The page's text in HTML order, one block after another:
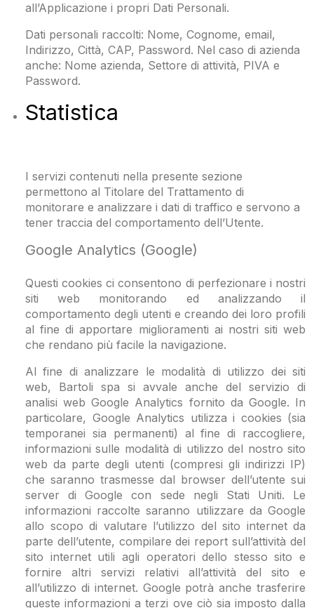
all’Applicazione i propri Dati Personali.
Dati personali raccolti: Nome, Cognome, email,
Indirizzo, Città, CAP, Password. Nel caso di azienda
anche: Nome azienda, Settore di attività, PIVA e
Password.
Statistica
I servizi contenuti nella presente sezione
permettono al Titolare del Trattamento di
monitorare e analizzare i dati di traffico e servono a
tener traccia del comportamento dell’Utente.
Google Analytics (Google)
Questi cookies ci consentono di perfezionare i nostri
siti web monitorando ed analizzando il
comportamento degli utenti e creando dei loro profili
al fine di apportare miglioramenti ai nostri siti web
che rendano più facile la navigazione.
Al fine di analizzare le modalità di utilizzo dei siti
web, Bartoli spa si avvale anche del servizio di
analisi web Google Analytics fornito da Google. In
particolare, Google Analytics utilizza i cookies (sia
temporanei sia permanenti) al fine di raccogliere,
informazioni sulle modalità di utilizzo del nostro sito
web da parte degli utenti (compresi gli indirizzi IP)
che saranno trasmesse dal browser dell’utente sui
server di Google con sede negli Stati Uniti. Le
informazioni raccolte saranno utilizzare da Google
allo scopo di valutare l’utilizzo del sito internet da
parte dell’utente, compilare dei report sull’attività del
sito internet utili agli operatori dello stesso sito e
fornire altri servizi relativi all’attività del sito e
all’utilizzo di internet. Google potrà anche trasferire
queste informazioni a terzi ove ciò sia imposto dalla